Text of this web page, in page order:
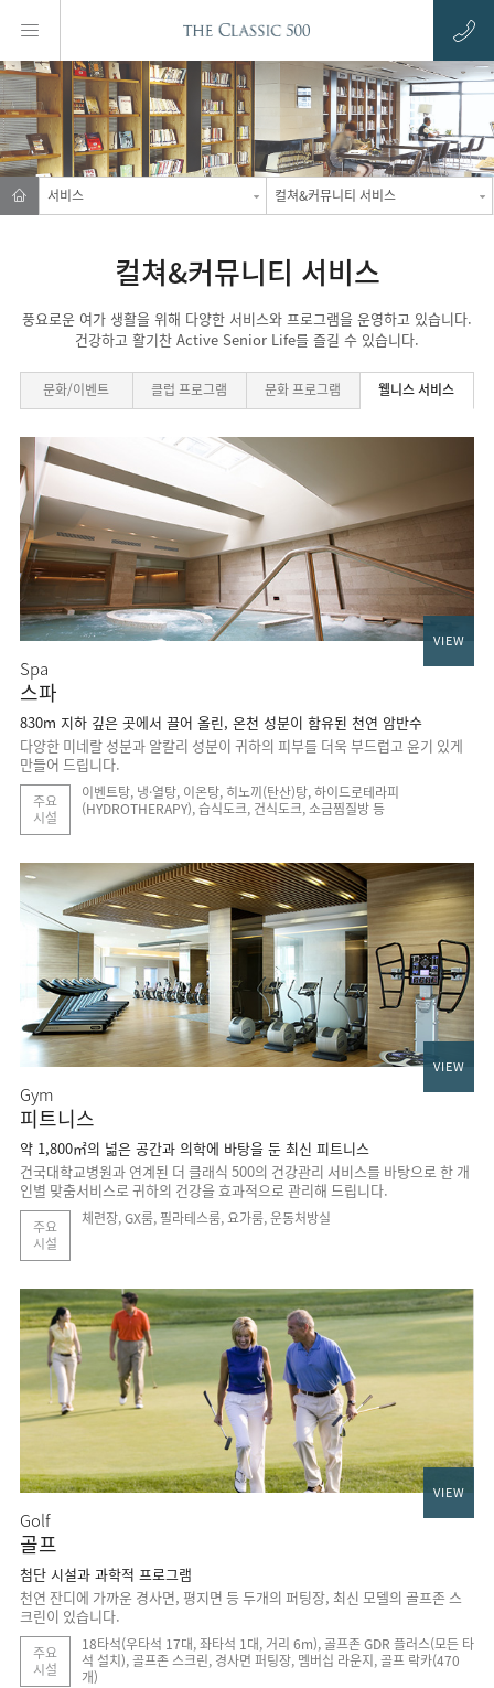
서비스 컬쳐&커뮤니티 서비스
컬쳐&커뮤니티 서비스
풍요로운 여가 생활을 위해 다양한 서비스와 프로그램을 운영하고 있습니다.
건강하고 활기찬 Active Senior Life를 즐길 수 있습니다.
문화/이벤트 클럽프로그램 문화프로그램 웰니스서비스
VIEW
Spa
스파
830m 지하 깊은 곳에서 끌어 올린, 온천 성분이 함유된 천연 암반수
다양한 미네랄 성분과 알칼리 성분이 귀하의 피부를 더욱 부드럽고 윤기 있게
만들어 드립니다.
주요
시설
이벤트탕, 냉·열탕, 이온탕, 히노끼(탄산)탕, 하이드로테라피
(HYDROTHERAPY), 습식도크, 건식도크, 소금찜질방 등
VIEW
Gym
피트니스
약 1,800㎡의 넒은 공간과 의학에 바탕을 둔 최신 피트니스
건국대학교병원과 연계된 더 클래식 500의 건강관리 서비스를 바탕으로 한 개
인별 맞춤서비스로 귀하의 건강을 효과적으로 관리해 드립니다.
주요
시설
체련장, GX룸, 필라테스룸, 요가룸, 운동처방실
VIEW
Golf
골프
첨단 시설과 과학적 프로그램
천연 잔디에 가까운 경사면, 평지면 등 두개의 퍼팅장, 최신 모델의 골프존 스
크린이 있습니다.
주요
시설
18타석(우타석 17대, 좌타석 1대, 거리 6m), 골프존 GDR 플러스(모든 타
석 설치), 골프존 스크린, 경사면 퍼팅장, 멤버십 라운지, 골프 락카(470
개)